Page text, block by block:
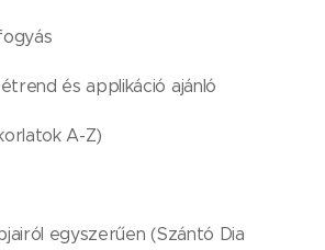
és applikáció ajánló
A-Z)
egyszerűen (Szántó Dia